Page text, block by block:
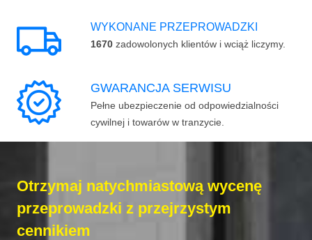
WYKONANE PRZEPROWADZKI
1670 zadowolonych klientów i wciąż liczymy.
GWARANCJA SERWISU
Pełne ubezpieczenie od odpowiedzialności
cywilnej i towarów w tranzycie.
Otrzymaj natychmiastową wycenę
przeprowadzki z przejrzystym
cennikiem